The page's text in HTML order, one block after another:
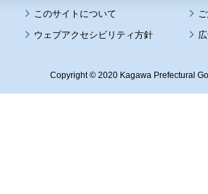
このサイトについて
ウェブアクセシビリティ方針
Copyright © 2020 Kagawa Prefectural